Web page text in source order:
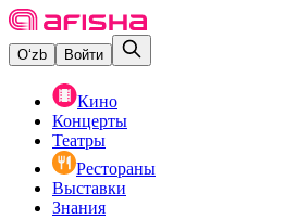
O‘zb Войти
Кино
Концерты
Театры
Рестораны
Выставки
Знания